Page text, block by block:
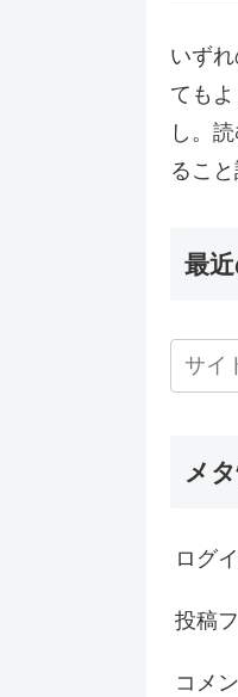
いず
ても
し。
ること
最
メ
ログ
投稿
コメ